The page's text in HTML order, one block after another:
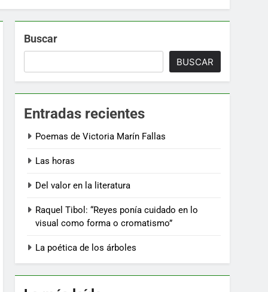
Buscar
BUSCAR
Entradas recientes
Poemas de Victoria Marín Fallas
Las horas
Del valor en la literatura
Raquel Tibol: “Reyes ponía cuidado en lo
visual como forma o cromatismo”
La poética de los árboles